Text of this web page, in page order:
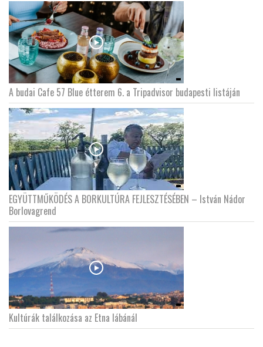
A budai Cafe 57 Blue étterem 6. a Tripadvisor budapesti listáján
EGYÜTTMŰKÖDÉS A BORKULTÚRA FEJLESZTÉSÉBEN – István Nádor
Borlovagrend
Kultúrák találkozása az Etna lábánál